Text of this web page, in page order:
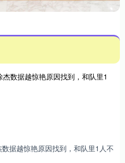
据越惊艳原因找到，和队里1人不